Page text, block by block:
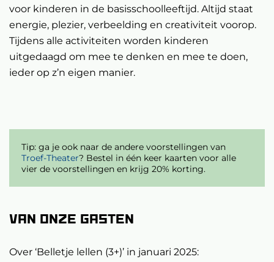
voor kinderen in de basisschoolleeftijd. Altijd staat
energie, plezier, verbeelding en creativiteit voorop.
Tijdens alle activiteiten worden kinderen
uitgedaagd om mee te denken en mee te doen,
ieder op z’n eigen manier.
Tip: ga je ook naar de andere voorstellingen van
Troef-Theater? Bestel in één keer kaarten voor alle
vier de voorstellingen en krijg 20% korting.
Van onze gasten
Over ‘Belletje lellen (3+)’ in januari 2025: